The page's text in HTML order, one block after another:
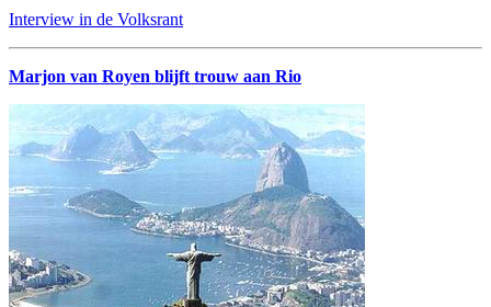
Interview in de Volksrant
Marjon van Royen blijft trouw aan Rio